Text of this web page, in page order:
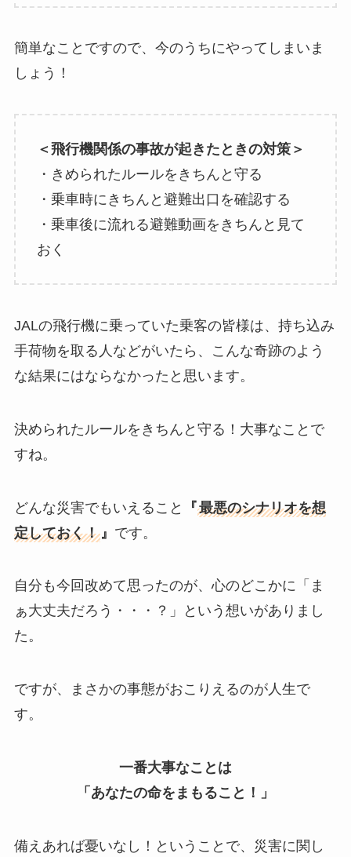
簡単なことですので、今のうちにやってしまいま
しょう！
＜飛行機関係の事故が起きたときの対策＞
・きめられたルールをきちんと守る
・乗車時にきちんと避難出口を確認する
・乗車後に流れる避難動画をきちんと見て
おく
JALの飛行機に乗っていた乗客の皆様は、持ち込み
手荷物を取る人などがいたら、こんな奇跡のよう
な結果にはならなかったと思います。
決められたルールをきちんと守る！大事なことで
すね。
どんな災害でもいえること 『最悪のシナリオを想
定しておく！』 です。
自分も今回改めて思ったのが、心のどこかに「ま
ぁ大丈夫だろう・・・？」という想いがありまし
た。
ですが、まさかの事態がおこりえるのが人生で
す。
一番大事なことは
「あなたの命をまもること！」
備えあれば憂いなし！ということで、災害に関し